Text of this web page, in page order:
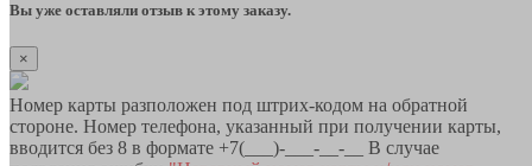
Вы уже оставляли отзыв к этому заказу.
×
Номер карты разположен под штрих-кодом на обратной
стороне. Номер телефона, указанный при получении карты,
вводится без 8 в формате +7(___)-___-__-__ В случае